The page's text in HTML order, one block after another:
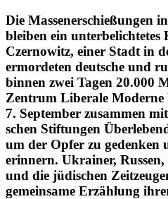
Die Massen­er­schie­ßungen
bleiben ein
Czernowitz, einer Stadt in
ermor­deten deutsche und
binnen zwei Tagen 20.000
Zentrum Liberale Moderne
7. September zusammen
schen Stiftungen
um der Opfer zu gedenken
erinnern. Ukrainer,
und die jüdischen
gemeinsame Erzählung